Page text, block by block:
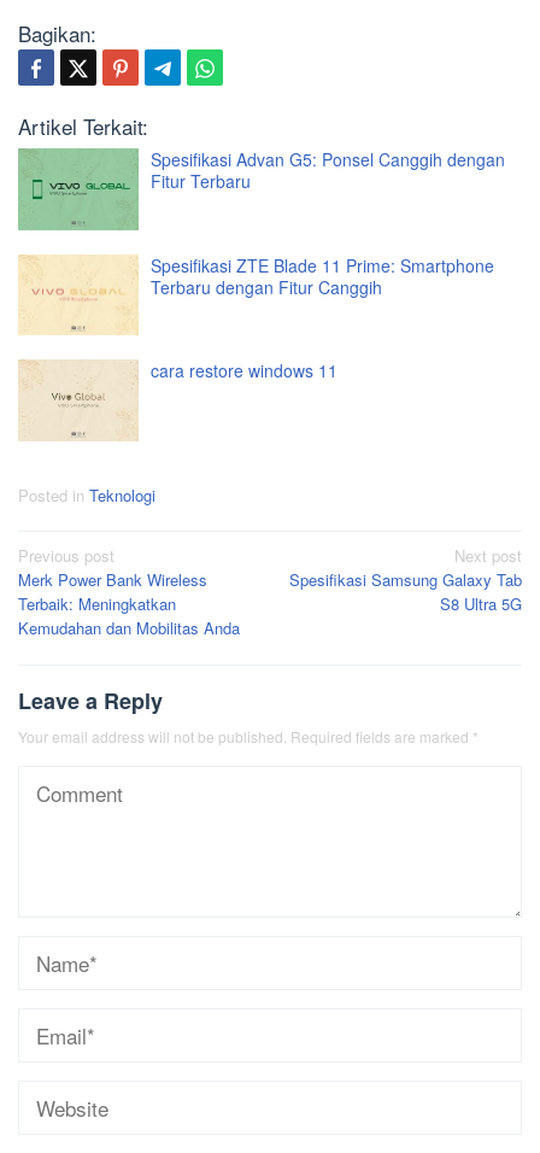
Bagikan:
Artikel Terkait:
Spesifikasi Advan G5: Ponsel Canggih dengan
Fitur Terbaru
Spesifikasi ZTE Blade 11 Prime: Smartphone
Terbaru dengan Fitur Canggih
cara restore windows 11
Posted in Teknologi
Post
navigation
Previous post
Merk Power Bank Wireless
Terbaik: Meningkatkan
Kemudahan dan Mobilitas Anda
Next post
Spesifikasi Samsung Galaxy Tab
S8 Ultra 5G
Leave a Reply
Your email address will not be published. Required fields are marked *